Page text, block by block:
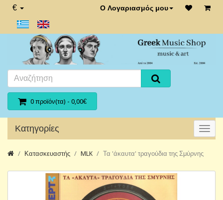
€ Ο Λογαριασμός μου
0 προϊόν(τα) - 0,00€
Κατηγορίες
Κατασκευαστής MLK Τα 'άκαυτα' τραγούδια της Σμύρνης